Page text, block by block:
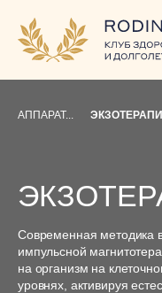
Современная методика
импульсной
на организм на
уровнях, активируя
АППАРАТ...
ПОДХОДИТ
ПОДХОДИТ